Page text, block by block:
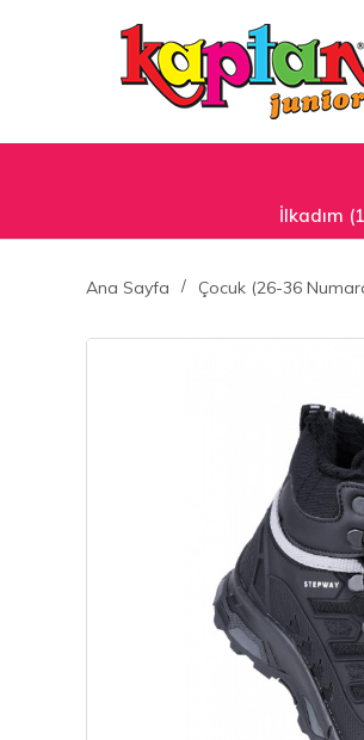
İlkadım
Ana Sayfa Çocuk (26-36